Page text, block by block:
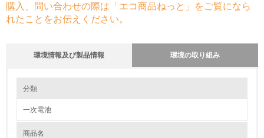
購入、問い合わせの際は「エコ商品ねっと」をご覧になら
れたことをお伝えください。
環境情報及び製品情報 環境の取り組み
1.環境取り組み体制
分類
一次電池
商品名